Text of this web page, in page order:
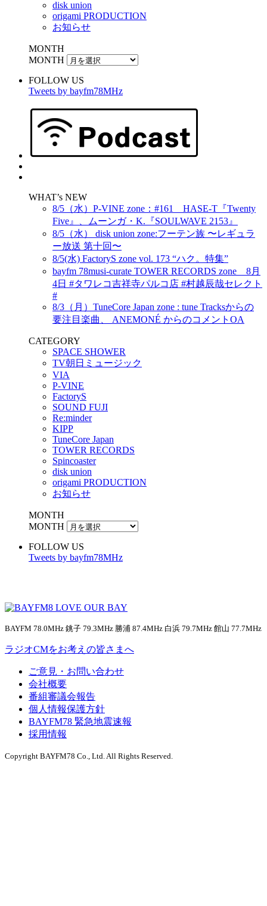
disk union
origami PRODUCTION
お知らせ
MONTH
MONTH
FOLLOW US
Tweets by bayfm78MHz
WHAT’s NEW
8/5（水）P-VINE zone：#161 HASE-T『Twenty
Five』、ムーンガ・K.『SOULWAVE 2153』
8/5（水） disk union zone:フーテン族 〜レギュラ
ー放送 第十回〜
8/5(水) FactoryS zone vol. 173 “ハク。特集”
bayfm 78musi-curate TOWER RECORDS zone 8月
4日 #タワレコ吉祥寺パルコ店 #村越辰哉セレクト
#
8/3（月）TuneCore Japan zone : tune Tracksからの
要注目楽曲、 ANEMONÉ からのコメントOA
CATEGORY
SPACE SHOWER
TV朝日ミュージック
VIA
P-VINE
FactoryS
SOUND FUJI
Re:minder
KIPP
TuneCore Japan
TOWER RECORDS
Spincoaster
disk union
origami PRODUCTION
お知らせ
MONTH
MONTH
FOLLOW US
Tweets by bayfm78MHz
BAYFM 78.0MHz 銚子 79.3MHz 勝浦 87.4MHz 白浜 79.7MHz 館山 77.7MHz
ラジオCMをお考えの皆さまへ
ご意見・お問い合わせ
会社概要
番組審議会報告
個人情報保護方針
BAYFM78 緊急地震速報
採用情報
Copyright BAYFM78 Co., Ltd. All Rights Reserved.